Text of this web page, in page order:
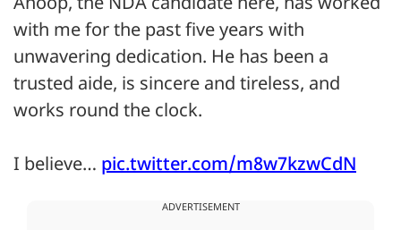
with me for the past five years with
unwavering dedication. He has been a
trusted aide, is sincere and tireless, and
works round the clock.
I believe… pic.twitter.com/m8w7kzwCdN
ADVERTISEMENT